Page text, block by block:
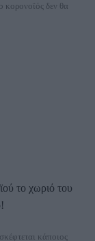
κορονοϊός δεν θα
το χωριό του
κάποιος